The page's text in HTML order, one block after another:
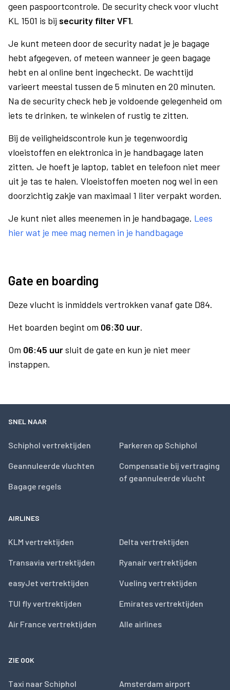
geen paspoortcontrole. De security check voor vlucht
KL 1501 is bij security filter VF1.
Je kunt meteen door de security nadat je je bagage
hebt afgegeven, of meteen wanneer je geen bagage
hebt en al online bent ingecheckt. De wachttijd
varieert meestal tussen de 5 minuten en 20 minuten.
Na de security check heb je voldoende gelegenheid om
iets te drinken, te winkelen of rustig te zitten.
Bij de veiligheidscontrole kun je tegenwoordig
vloeistoffen en elektronica in je handbagage laten
zitten. Je hoeft je laptop, tablet en telefoon niet meer
uit je tas te halen. Vloeistoffen moeten nog wel in een
doorzichtig zakje van maximaal 1 liter verpakt worden.
Je kunt niet alles meenemen in je handbagage. Lees
hier wat je mee mag nemen in je handbagage
Gate en boarding
Deze vlucht is inmiddels vertrokken vanaf gate D84.
Het boarden begint om 06:30 uur.
Om 06:45 uursluit de gate en kun je niet meer
instappen.
SNEL NAAR
Schiphol vertrektijden
Geannuleerde vluchten
Bagage regels
Parkeren op Schiphol
Compensatie bij vertraging
of geannuleerde vlucht
AIRLINES
KLM vertrektijden
Transavia vertrektijden
easyJet vertrektijden
TUI fly vertrektijden
Air France vertrektijden
Delta vertrektijden
Ryanair vertrektijden
Vueling vertrektijden
Emirates vertrektijden
Alle airlines
ZIE OOK
Taxi naar Schiphol Amsterdam airport